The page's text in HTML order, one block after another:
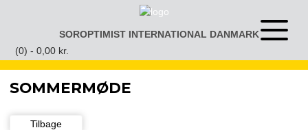
SOROPTIMIST INTERNATIONAL DANMARKÅben
menu
(0) - 0,00 kr.
SOMMERMØDE
Tilbage